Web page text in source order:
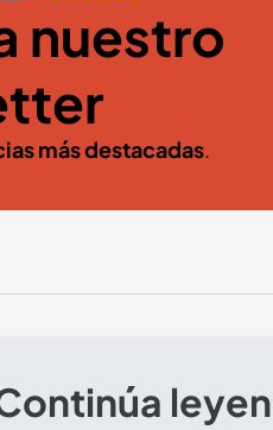
nuestro
más destacadas.